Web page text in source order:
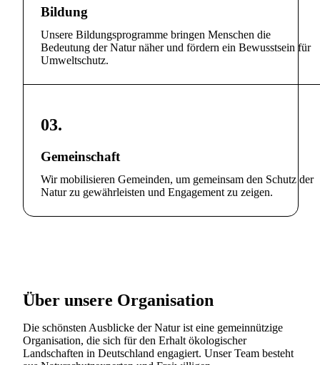
Bildung
Unsere Bildungsprogramme bringen Menschen die
Bedeutung der Natur näher und fördern ein Bewusstsein für
Umweltschutz.
03.
Gemeinschaft
Wir mobilisieren Gemeinden, um gemeinsam den Schutz der
Natur zu gewährleisten und Engagement zu zeigen.
Über unsere Organisation
Die schönsten Ausblicke der Natur ist eine gemeinnützige
Organisation, die sich für den Erhalt ökologischer
Landschaften in Deutschland engagiert. Unser Team besteht